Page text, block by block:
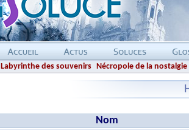
Labyrinthe des souvenirs Nécropole de la nostalgie
Nom